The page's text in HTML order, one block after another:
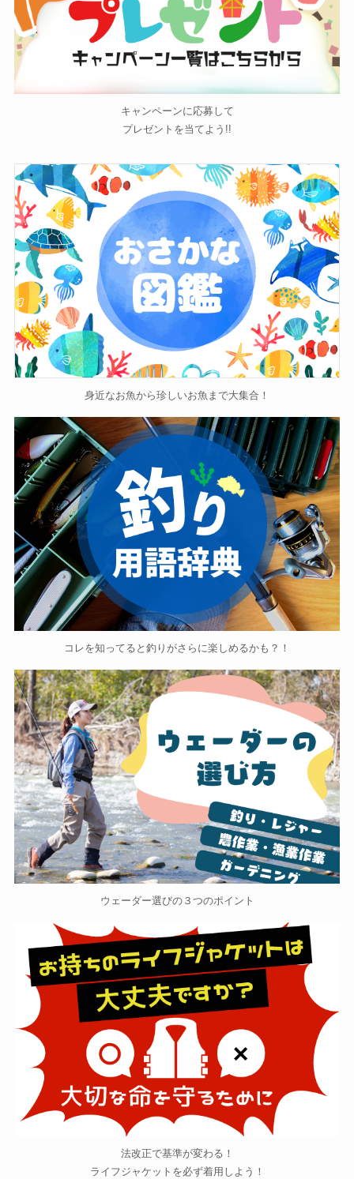
キャンペーンに応募して
プレゼントを当てよう!!
身近なお魚から珍しいお魚まで大集合！
コレを知ってると釣りがさらに楽しめるかも？！
ウェーダー選びの３つのポイント
法改正で基準が変わる！
ライフジャケットを必ず着用しよう！